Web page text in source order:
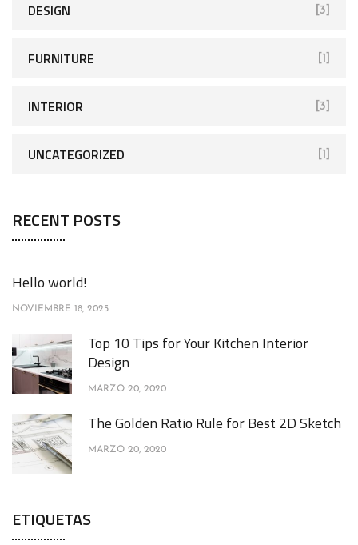
DESIGN [3]
FURNITURE [1]
INTERIOR [3]
UNCATEGORIZED [1]
RECENT POSTS
Hello world!
NOVIEMBRE 18, 2025
Top 10 Tips for Your Kitchen Interior
Design
MARZO 20, 2020
The Golden Ratio Rule for Best 2D Sketch
MARZO 20, 2020
ETIQUETAS